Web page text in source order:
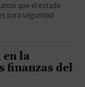
que el estado
para seguridad
en la
finanzas del